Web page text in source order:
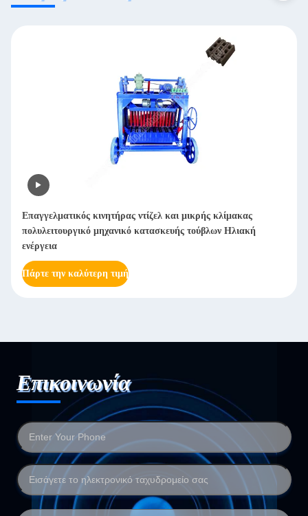
κλίμακας
τούβλων Ηλιακή
Αυτόματη μηχανή γυάλωσης χαρτιού από
γυαλισμένο χαρτί από ανοξείδωτο χάλυβα
Πάρτε την καλύτερη τιμή
Επικοινωνία